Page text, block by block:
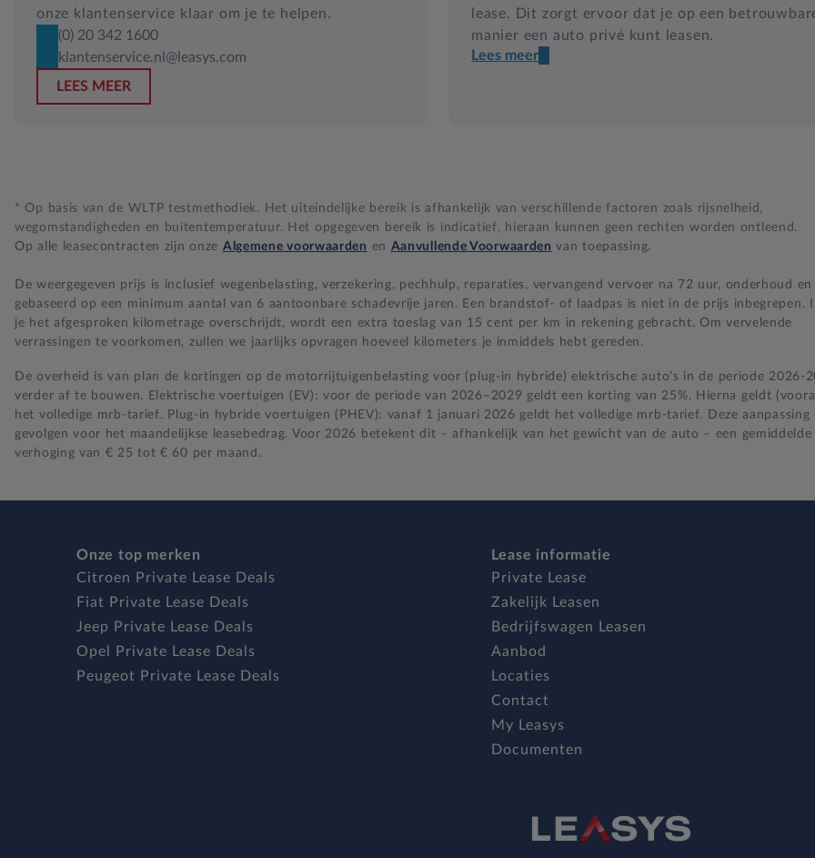
onze klantenservice klaar om je te helpen.
(0) 20 342 1600
klantenservice.nl@leasys.com
LEES MEER
lease. Dit zorgt ervoor dat je op een
manier een auto privé kunt leasen.
Een transparant contract
BB 14 dagen bedenktijd
Lees meer
* Op basis van de WLTP testmethodiek. Het uiteindelijke bereik is afhankelijk van verschillende factoren zoals rijsnelheid,
wegomstandigheden en buitentemperatuur. Het opgegeven bereik is indicatief, hieraan kunnen geen rechten worden ontleend.
Op alle leasecontracten zijn onze Algemene voorwaarden en Aanvullende Voorwaarden van toepassing.
De weergegeven prijs is inclusief wegenbelasting, verzekering, pechhulp, reparaties, vervangend vervoer na 72 uur, onderhoud en
gebaseerd op een minimum aantal van 6 aantoonbare schadevrije jaren. Een brandstof- of laadpas is niet in de prijs inbegrepen.
je het afgesproken kilometrage overschrijdt, wordt een extra toeslag van 15 cent per km in rekening gebracht. Om vervelende
verrassingen te voorkomen, zullen we jaarlijks opvragen hoeveel kilometers je inmiddels hebt gereden.
De overheid is van plan de kortingen op de motorrijtuigenbelasting voor (plug-in hybride) elektrische auto’s in de periode 2026-
verder af te bouwen. Elektrische voertuigen (EV): voor de periode van 2026–2029 geldt een korting van 25%. Hierna geldt
het volledige mrb-tarief. Plug-in hybride voertuigen (PHEV): vanaf 1 januari 2026 geldt het volledige mrb-tarief. Deze aanpassing
gevolgen voor het maandelijkse leasebedrag. Voor 2026 betekent dit – afhankelijk van het gewicht van de auto – een gemiddelde
verhoging van € 25 tot € 60 per maand.
Onze top merken
Citroen Private Lease Deals
Fiat Private Lease Deals
Jeep Private Lease Deals
Opel Private Lease Deals
Peugeot Private Lease Deals
Lease informatie
Private Lease
Zakelijk Leasen
Bedrijfswagen Leasen
Aanbod
Locaties
Contact
My Leasys
Documenten